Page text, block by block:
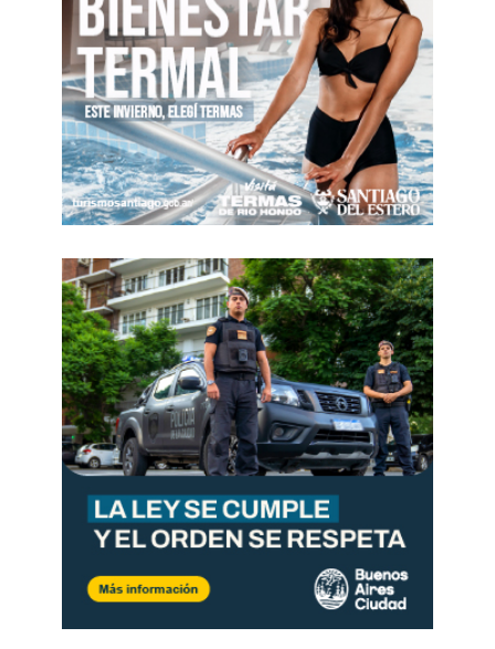
partir de la movilidad.Con la construcción de la
Línea F, el Trambus y los buses eléctricos que ya
circulan por el Casco Histórico y el Centro, los
vecinos van a poder viajar mucho mejor y
además, le estamos dando un norte al capital
privado para decirle: «Vengan e inviertan porque
esta ciudad va a transformarse», sostuvo el Jefe
Por la ciudadcircularán más de 50 unidades de
Trambus, que tiene una autonomía mínima de
270 km.La flota del sistema contará con
vehículos de aproximadamente 12 metros de
largo, con una capacidad para más de 70
pasajeros; y con vehículos articulados, de
aproximadamente 18 m, con capacidad para 120
pasajeros, además de espacios para personas
con movilidad reducida. Todos los vehículos
serán accesibles, con
piso bajo, suspensión
neumática, rampas y aire acondicionado.